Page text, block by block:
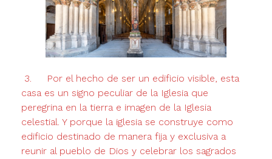
3. Por el hecho de ser un edificio visible, esta
casa es un signo peculiar de la Iglesia que
peregrina en la tierra e imagen de la Iglesia
celestial. Y porque la iglesia se construye como
edificio destinado de manera fija y exclusiva a
reunir al pueblo de Dios y celebrar los sagrados